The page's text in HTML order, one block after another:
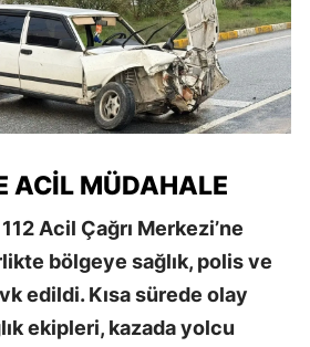
ACIL MÜDAHALE
Acil Çağrı Merkezi’ne
bölgeye sağlık, polis ve
edildi. Kısa sürede olay
ekipleri, kazada yolcu